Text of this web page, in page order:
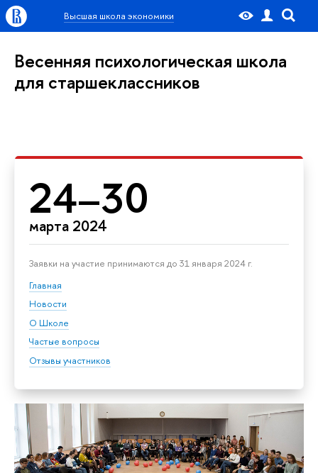
Высшая школа экономики
Весенняя психологическая школа
для старшеклассников
24–30
марта 2024
Заявки на участие принимаются до 31 января 2024 г.
Главная
Новости
О Школе
Частые вопросы
Отзывы участников